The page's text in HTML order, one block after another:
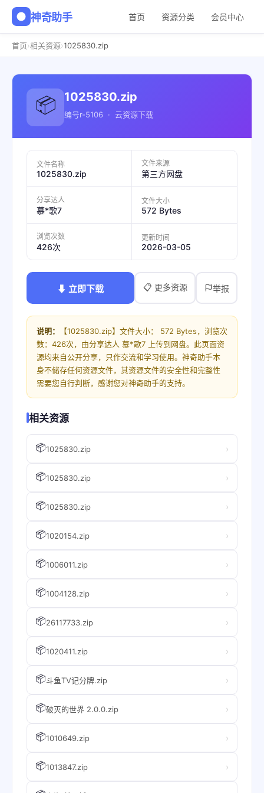
神奇助手 首页 资源分类 会员中心
首页›相关资源›1025830.zip
📦 1025830.zip
编号r-5106 · 云资源下载
文件名称
1025830.zip
文件来源
第三方网盘
分享达人
慕*歌7
文件大小
572 Bytes
浏览次数
426次
更新时间
2026-03-05
⬇ 立即下载 📋 更多资源 举报
说明：
【1025830.zip】文件大小： 572 Bytes，浏览次
数：426次，由分享达人 慕*歌7 上传到网盘。此页面资
源均来自公开分享，只作交流和学习使用。神奇助手本
身不储存任何资源文件，其资源文件的安全性和完整性
需要您自行判断，感谢您对神奇助手的支持。
相关资源
📦1025830.zip ›
📦1025830.zip ›
📦1025830.zip ›
📦1020154.zip ›
📦1006011.zip ›
📦1004128.zip ›
📦26117733.zip ›
📦1020411.zip ›
📦斗鱼TV记分牌.zip ›
📦破灭的世界 2.0.0.zip ›
📦1010649.zip ›
📦1013847.zip ›